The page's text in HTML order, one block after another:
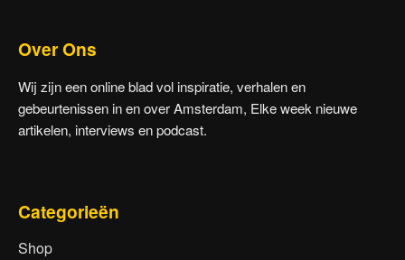
Over Ons
Wij zijn een online blad vol inspiratie, verhalen en
gebeurtenissen in en over Amsterdam, Elke week nieuwe
artikelen, interviews en podcast.
Categorieën
Shop